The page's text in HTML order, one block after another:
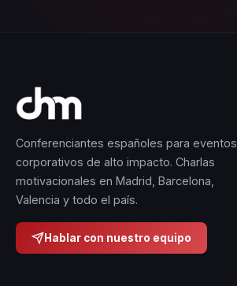
Conferenciantes españoles para eventos
corporativos de alto impacto. Charlas
motivacionales en Madrid, Barcelona,
Valencia y todo el país.
Hablar con nuestro equipo